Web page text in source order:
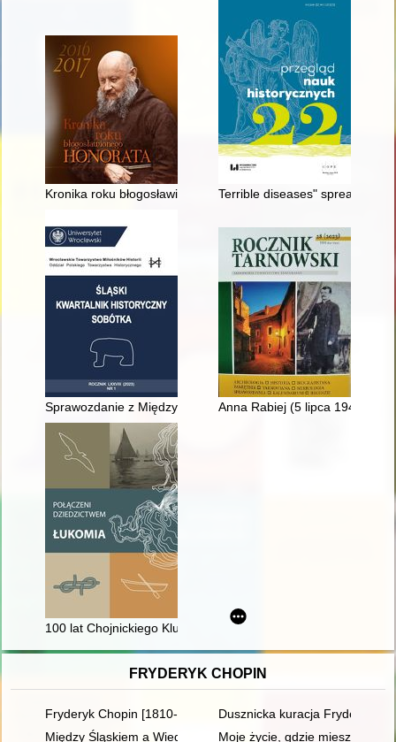
Kronika roku błogosławionego Honorata Koźmińskiego :
Terrible diseases" spreading
Sprawozdanie z Międzynarodowej Konferencji Naukowej
Anna Rabiej (5 lipca 1940,
100 lat Chojnickiego Klubu Żeglarskiego w Charzykowach
FRYDERYK CHOPIN
Fryderyk Chopin [1810-1949] wśród Polaków na obczyźnie
Dusznicka kuracja Fryderyka
Między Śląskiem a Wiedniem. Księga jubileuszowa z okazji
Moje życie, gdzie mieszka